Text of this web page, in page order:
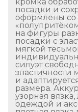
кромка
посадки и
оформлены со
на фигуры
посадки с
мягкой
силуэт
эластичности
и
размера.
узорная
одеждой и